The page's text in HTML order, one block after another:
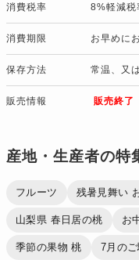
消費税率 8%軽減税
消費期限 お早めに
保存方法 常温、又
販売情報 販売終了
産地・生産者の特
フルーツ 残暑見舞い
山梨県 春日居の桃 お
季節の果物 桃 7月の